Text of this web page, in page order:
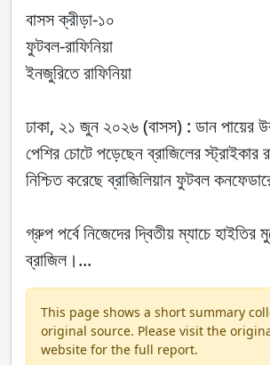
বাসস ক্রীড়া-১০
ফুটবল-রাফিনিয়া
ইনজুরিতে রাফিনিয়া
ঢাকা, ২১ জুন ২০২৬ (বাসস) : ডান পায়ের
পেশির চোটে পড়েছেন ব্রাজিলের স্ট্রাইকার
নিশ্চিত করেছে ব্রাজিলিয়ান ফুটবল
গ্রুপ পর্বে নিজেদের দ্বিতীয় ম্যাচে হাইতির
ব্রাজিল।...
This page shows a short summary
original source. Please visit the
website for the full report.